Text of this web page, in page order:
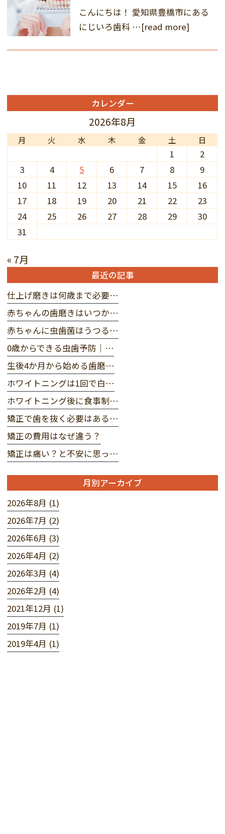
こんにちは！ 愛知県豊橋市にある
にじいろ歯科 …[read more]
カレンダー
2026年8月
月 火 水 木 金 土 日
1
2
3
4 5 6 7 8
9
10
11 12 13 14 15
16
17
18 19 20 21 22
23
24
25 26 27 28 29
30
31
« 7月
最近の記事
仕上げ磨きは何歳まで必要…
赤ちゃんの歯磨きはいつか…
赤ちゃんに虫歯菌はうつる…
0歳からできる虫歯予防｜…
生後4か月から始める歯磨…
ホワイトニングは1回で白…
ホワイトニング後に食事制…
矯正で歯を抜く必要はある…
矯正の費用はなぜ違う？
矯正は痛い？と不安に思っ…
月別アーカイブ
2026年8月 (1)
2026年7月 (2)
2026年6月 (3)
2026年4月 (2)
2026年3月 (4)
2026年2月 (4)
2021年12月 (1)
2019年7月 (1)
2019年4月 (1)